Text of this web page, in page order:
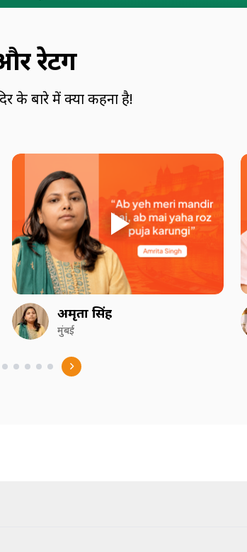
रेटिंग
के बारे में क्या कहना है!
अमृता सिंह
मुंबई